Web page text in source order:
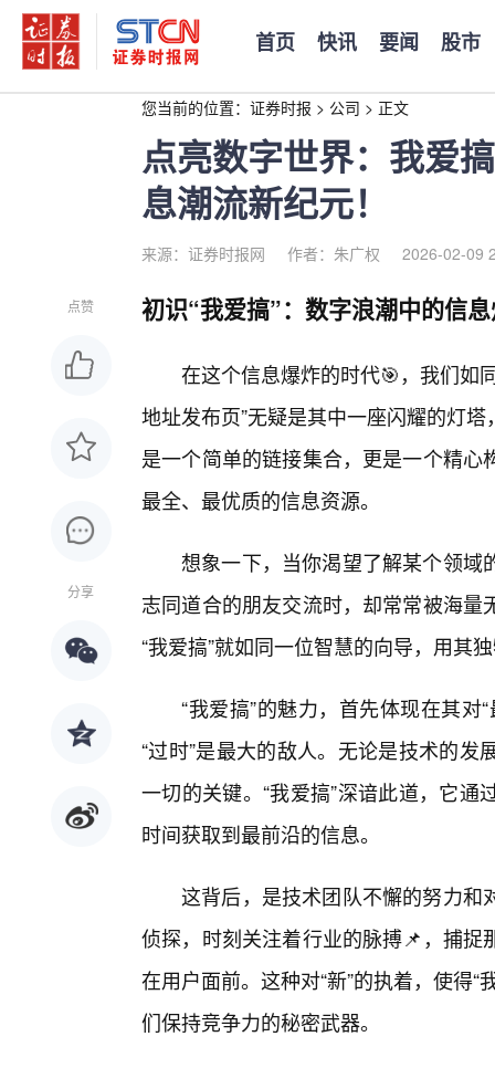
首页 快讯 要闻 股市
您当前的位置： 证券时报 > 公司 > 正文
点亮数字世界：我爱
息潮流新纪元！
来源：证券时报网 作者：朱广权 2026-02-09
点赞
分享
初识“我爱搞”：数字浪潮中的信
在这个信息爆炸的时代🎯，我们如
地址发布页”无疑是其中一座闪耀的灯
是一个简单的链接集合，更是一个精
最全、最优质的信息资源。
想象一下，当你渴望了解某个领域
志同道合的朋友交流时，却常常被海
“我爱搞”就如同一位智慧的向导，用其
“我爱搞”的魅力，首先体现在其
“过时”是最大的敌人。无论是技术的
一切的关键。“我爱搞”深谙此道，它
时间获取到最前沿的信息。
这背后，是技术团队不懈的努力和
侦探，时刻关注着行业的脉搏📌，捕
在用户面前。这种对“新”的执着，使得
们保持竞争力的秘密武器。